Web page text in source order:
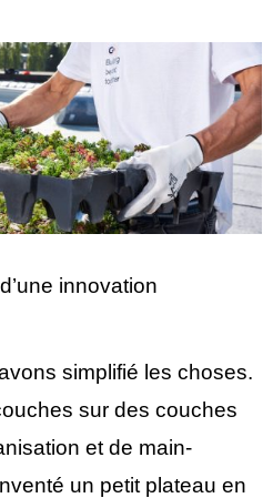
innovation
simplifié les choses.
sur des couches
et de main-
un petit plateau en